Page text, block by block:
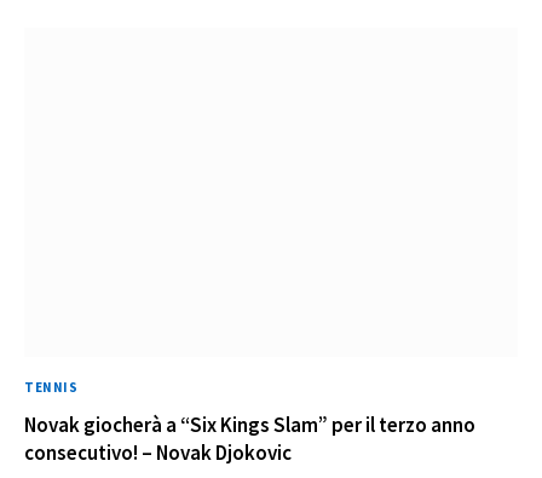
TENNIS
Novak giocherà a “Six Kings Slam” per il terzo anno
consecutivo! – Novak Djokovic